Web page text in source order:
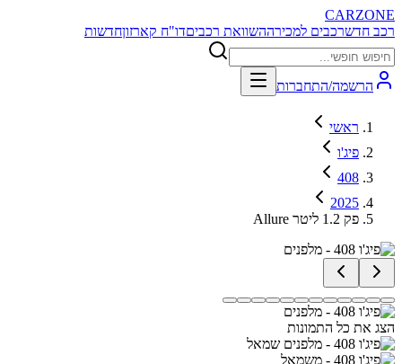
CARZONE
רכב חדשרכבים למכירההשוואת רכביםדו"ח קארזוןחדשות
הרשמה/התחברות
ראשי
פיג'ו
408
2025
Allure פק 1.2 ליטר
הצג את כל התמונות